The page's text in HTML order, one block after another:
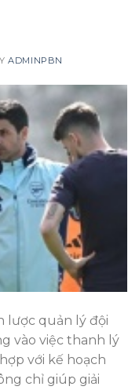
ADMINPBN
lược quản lý đội
vào việc thanh lý
với kế hoạch
chỉ giúp giải